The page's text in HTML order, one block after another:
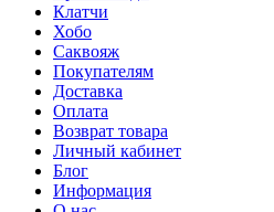
Клатчи
Хобо
Саквояж
Покупателям
Доставка
Оплата
Возврат товара
Личный кабинет
Блог
Информация